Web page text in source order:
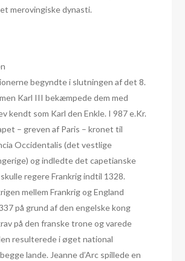
merovingiske dynasti.
begyndte i slutningen af det 8.
Karl III bekæmpede dem med
kendt som Karl den Enkle. I 987 e.Kr.
– greven af Paris – kronet til
Occidentalis (det vestlige
og indledte det capetianske
regere Frankrig indtil 1328.
mellem Frankrig og England
på grund af den engelske kong
på den franske trone og varede
resulterede i øget national
lande. Jeanne d’Arc spillede en